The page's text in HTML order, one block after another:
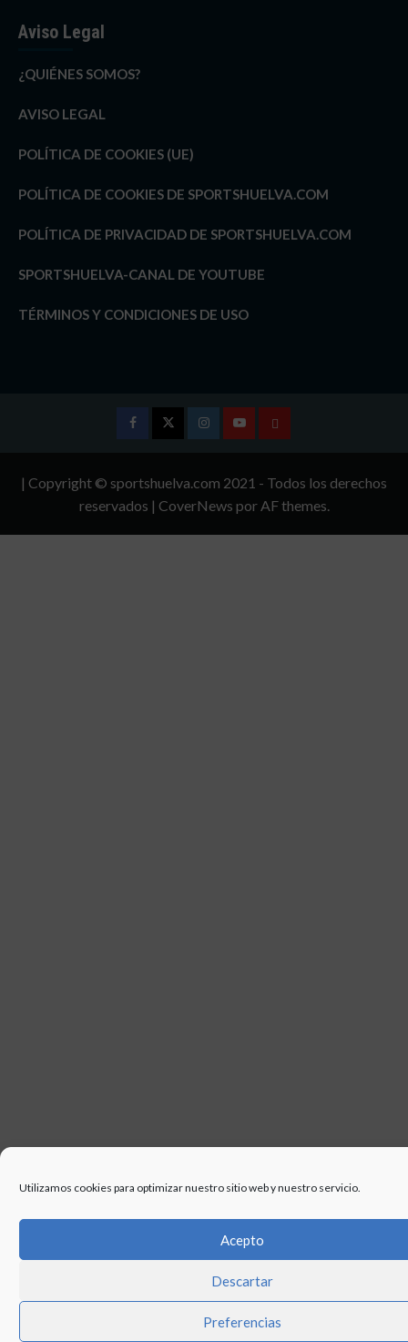
Utilizamos cookies para optimizar nuestro sitio web y nuestro servicio.
Acepto
Descartar
Preferencias
Aviso Legal
¿QUIÉNES SOMOS?
AVISO LEGAL
POLÍTICA DE COOKIES (UE)
POLÍTICA DE COOKIES DE SPORTSHUELVA.COM
POLÍTICA DE PRIVACIDAD DE SPORTSHUELVA.COM
SPORTSHUELVA-CANAL DE YOUTUBE
TÉRMINOS Y CONDICIONES DE USO
InstagramYoutubeTÉRMINOS
CONDICIONES
| Copyright © sportshuelva.com 2021 - Todos los derechos
reservados | CoverNews por AF themes.